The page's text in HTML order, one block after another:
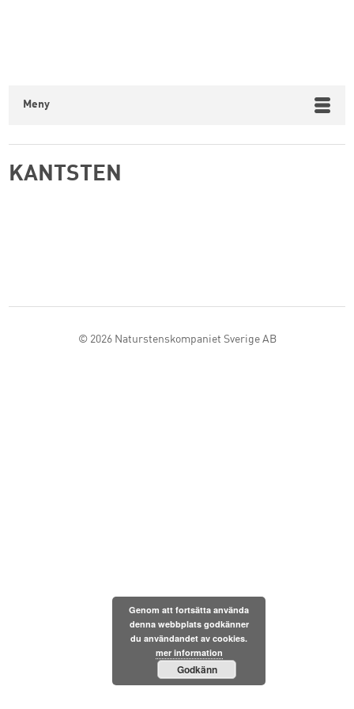
Meny
KANTSTEN
© 2026 Naturstenskompaniet Sverige AB
Genom att fortsätta använda
denna webbplats godkänner
du användandet av cookies.
mer information
Godkänn